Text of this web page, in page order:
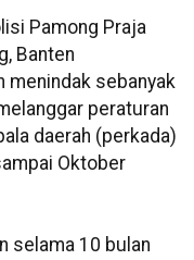
Pamong Praja
Banten
menindak sebanyak
peraturan
daerah (perkada)
Oktober
selama 10 bulan